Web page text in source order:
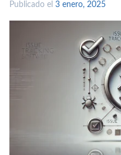
Publicado el 3 enero, 2025